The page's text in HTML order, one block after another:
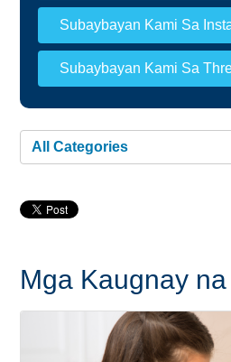
Subaybayan Kami Sa
Subaybayan Kami Sa
All Categories
Mga Kaugnay